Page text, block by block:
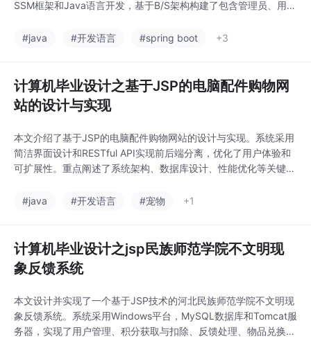
SSM框架和Java语言开发，基于B/S架构构建了包含管理员、用户
理、球鞋分类、订单处理等，实现了权限分级管理和业务流程优
#java #开发语言 #spring boot +3
计算机毕业设计之基于JSP的电脑配件购物网
站的设计与实现
本文介绍了基于JSP的电脑配件购物网站的设计与实现。系统采用
简洁界面设计和RESTful API实现前后端分离，优化了用户体验和
可扩展性。重点阐述了系统架构、数据库设计、性能优化等关键技
计了管理员后台，支持公告管理、轮播图更新、用户咨询回复等操
#java #开发语言 #宠物 +1
计算机毕业设计之jsp民族师范学院不文明现
象反馈系统
本文设计并实现了一个基于JSP技术的河北民族师范学院不文明现
象反馈系统。系统采用Windows平台，MySQL数据库和Tomcat服
务器，实现了用户管理、积分获取与扣除、反馈处理、物品兑换、